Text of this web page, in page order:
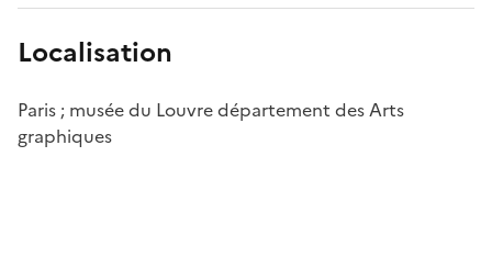
Localisation
Paris ; musée du Louvre département des Arts
graphiques